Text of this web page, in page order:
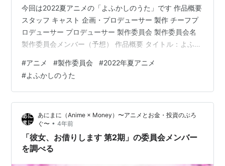
今回は2022夏アニメの「よふかしのうた」です 作品概要
スタッフ キャスト 企画・プロデューサー 製作 チーフプ
ロデューサー プロデューサー 製作委員会 製作委員会名
製作委員会メンバー（予想） 作品概要 タイトル：よふか
コトヤマ 監督：板村智幸 脚本：横手美智子 キャラクタ
ーデザイン：佐川遥 アニメーション制作：ライデンフィ
ルム キャスト 夜守コウ：CV. 佐藤元 七草ナズナ：CV. 雨
宮天 朝井アキラ：CV. 花守ゆみり 桔梗セリ：CV. 戸松遥
平田ニコ：CV. 喜多村英梨 …
#アニメ #製作委員会 #2022年夏アニメ
#よふかしのうた
あにまに（Anime × Money）〜アニメとお金・投資のぶろ
ぐ〜 • 4年前
「彼女、お借りします 第2期」の委員会メンバー
を調べる